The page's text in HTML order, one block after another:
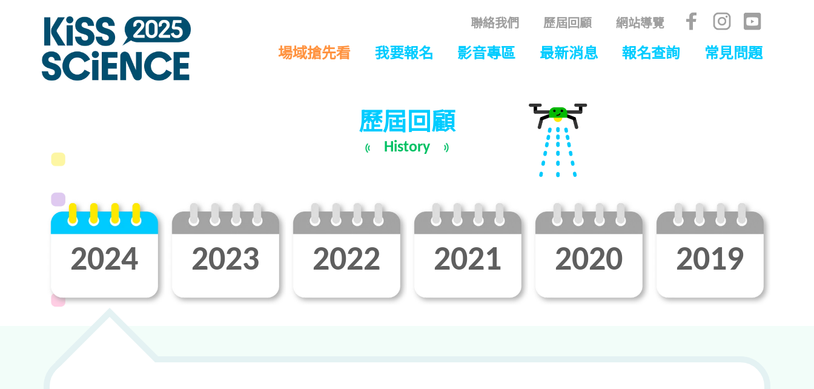
聯絡我們 歷屆回顧 網站導覽
場域搶先看 我要報名 影音專區 最新消息 報名查詢 常見問題
歷屆回顧
History
2024 2023 2022 2021 2020 2019